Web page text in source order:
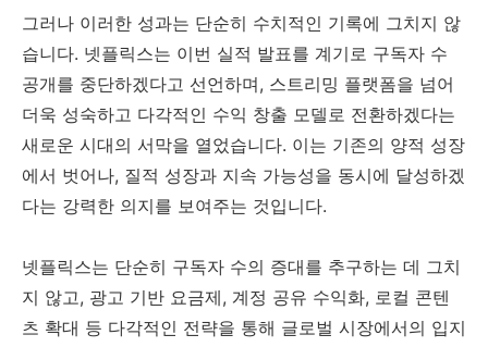
그러나 이러한 성과는 단순히 수치적인 기록에 그치지 않
습니다. 넷플릭스는 이번 실적 발표를 계기로 구독자 수
공개를 중단하겠다고 선언하며, 스트리밍 플랫폼을 넘어
더욱 성숙하고 다각적인 수익 창출 모델로 전환하겠다는
새로운 시대의 서막을 열었습니다. 이는 기존의 양적 성장
에서 벗어나, 질적 성장과 지속 가능성을 동시에 달성하겠
다는 강력한 의지를 보여주는 것입니다.
넷플릭스는 단순히 구독자 수의 증대를 추구하는 데 그치
지 않고, 광고 기반 요금제, 계정 공유 수익화, 로컬 콘텐
츠 확대 등 다각적인 전략을 통해 글로벌 시장에서의 입지